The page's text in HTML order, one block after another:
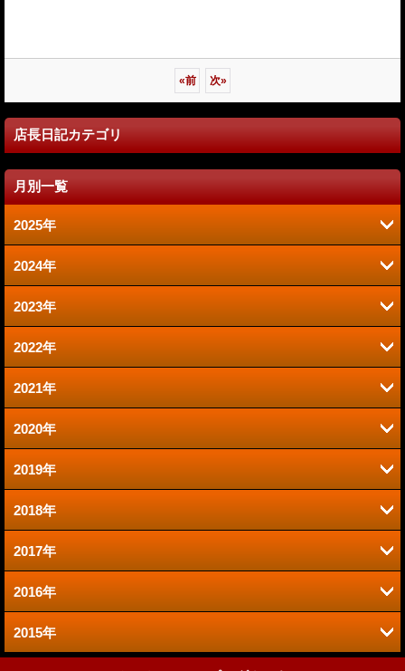
«前 次»
店長日記カテゴリ
月別一覧
2025年
6月 (2)
1月 (1)
2024年
9月 (2)
8月 (2)
2023年
6月 (1)
2022年
12月 (1)
10月 (1)
9月 (1)
2021年
12月 (1)
9月 (1)
8月 (1)
7月 (4)
5月 (3)
4月 (2)
2020年
12月 (1)
11月 (2)
10月 (2)
9月 (3)
8月 (3)
2019年
11月 (2)
7月 (1)
5月 (1)
4月 (2)
2018年
11月 (2)
10月 (3)
7月 (2)
2017年
11月 (3)
10月 (3)
2016年
12月 (3)
2015年